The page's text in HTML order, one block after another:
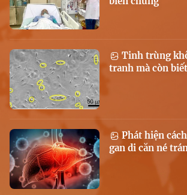
Tinh trùng
tranh mà còn
Phát hiện
gan di căn né